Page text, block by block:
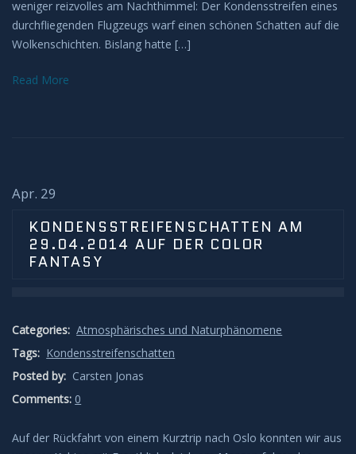
Polarlicht
Regenbögen
Wolken
Lenticularis
Zodiakallicht
weniger reizvolles am Nachthimmel: Der Kondensstreifen eines
durchfliegenden Flugzeugs warf einen schönen Schatten auf die
Wolkenschichten. Bislang hatte […]
Read More
Apr. 29
KONDENSSTREIFENSCHATTEN AM
29.04.2014 AUF DER COLOR
FANTASY
Categories: Atmosphärisches und Naturphänomene
Tags: Kondensstreifenschatten
Posted by: Carsten Jonas
Comments: 0
Auf der Rückfahrt von einem Kurztrip nach Oslo konnten wir aus